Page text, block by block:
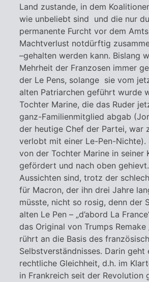
Land zustande, in dem
wie unbeliebt sind und die nur
permanente Furcht vor dem
Machtverlust notdürftig
–gehalten werden kann. Bislang
Mehrheit der Franzosen immer
der Le Pens, solange sie vom
alten Patriarchen geführt wurde
Tochter Marine, die das Ruder
ganz-Familienmitglied abgab
der heutige Chef der Partei, war
verlobt mit einer Le-Pen-Nichte).
von der Tochter Marine in seiner
gefördert und nach oben
Aussichten sind, trotz der
für Macron, der ihn drei Jahre
müsste, nicht so rosig, denn der
alten Le Pen – „d’abord La
das Original von Trumps Remake
rührt an die Basis des
Selbstverständnisses. Darin geht
rechtliche Gleichheit, d.h. im
in Frankreich seit der Revolution